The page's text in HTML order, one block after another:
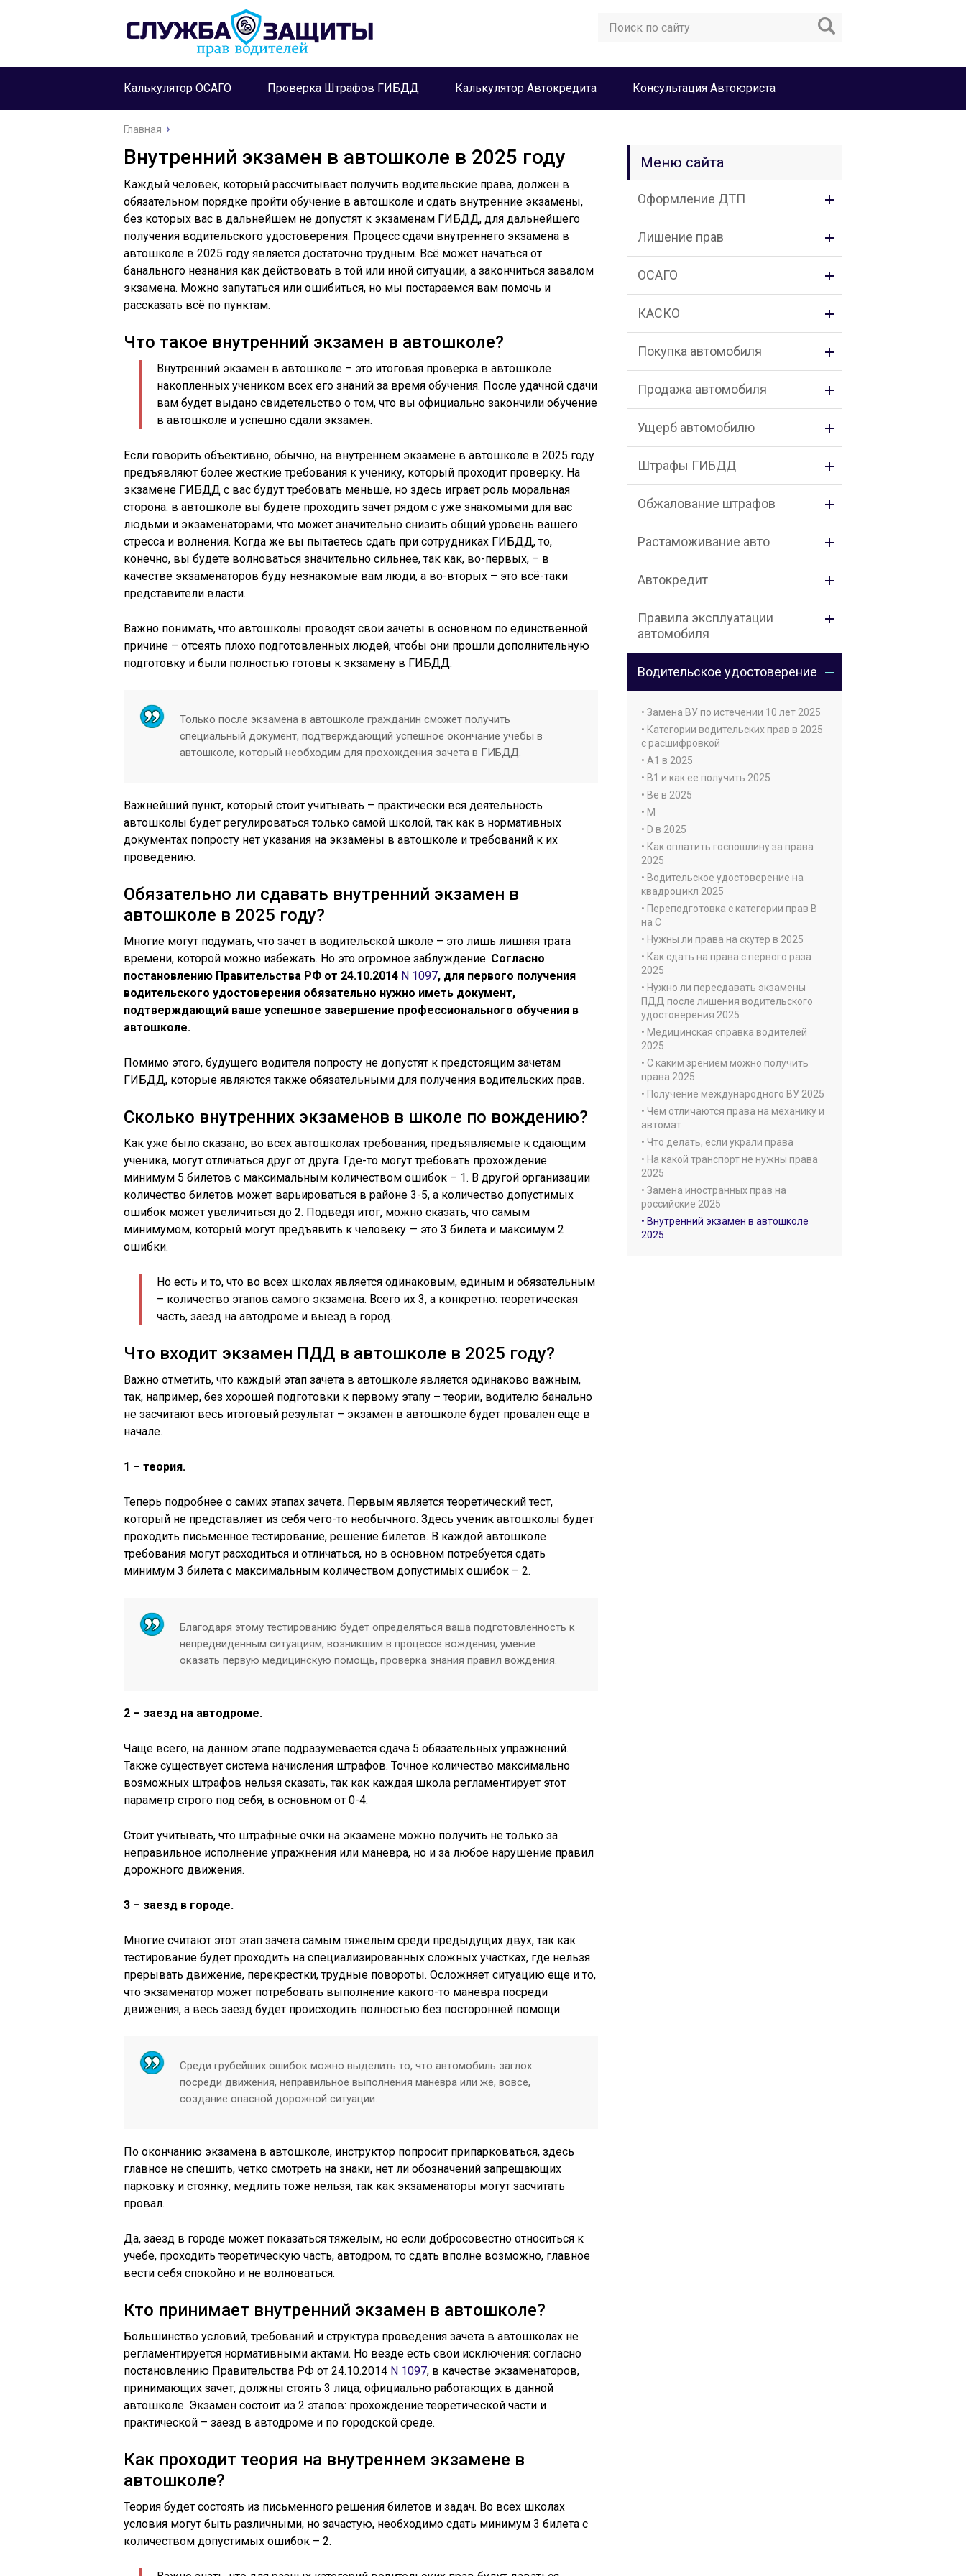
Калькулятор ОСАГО Проверка Штрафов ГИБДД Калькулятор Автокредита Консультация Автоюриста
Главная
Внутренний экзамен в автошколе в 2025 году
Каждый человек, который рассчитывает получить водительские права, должен в
обязательном порядке пройти обучение в автошколе и сдать внутренние экзамены,
без которых вас в дальнейшем не допустят к экзаменам ГИБДД, для дальнейшего
получения водительского удостоверения. Процесс сдачи внутреннего экзамена в
автошколе в 2025 году является достаточно трудным. Всё может начаться от
банального незнания как действовать в той или иной ситуации, а закончиться завалом
экзамена. Можно запутаться или ошибиться, но мы постараемся вам помочь и
рассказать всё по пунктам.
Что такое внутренний экзамен в автошколе?
Внутренний экзамен в автошколе – это итоговая проверка в автошколе
накопленных учеником всех его знаний за время обучения. После удачной сдачи
вам будет выдано свидетельство о том, что вы официально закончили обучение
в автошколе и успешно сдали экзамен.
Если говорить объективно, обычно, на внутреннем экзамене в автошколе в 2025 году
предъявляют более жесткие требования к ученику, который проходит проверку. На
экзамене ГИБДД с вас будут требовать меньше, но здесь играет роль моральная
сторона: в автошколе вы будете проходить зачет рядом с уже знакомыми для вас
людьми и экзаменаторами, что может значительно снизить общий уровень вашего
стресса и волнения. Когда же вы пытаетесь сдать при сотрудниках ГИБДД, то,
конечно, вы будете волноваться значительно сильнее, так как, во-первых, – в
качестве экзаменаторов буду незнакомые вам люди, а во-вторых – это всё-таки
представители власти.
Важно понимать, что автошколы проводят свои зачеты в основном по единственной
причине – отсеять плохо подготовленных людей, чтобы они прошли дополнительную
подготовку и были полностью готовы к экзамену в ГИБДД.
Только после экзамена в автошколе гражданин сможет получить
специальный документ, подтверждающий успешное окончание учебы в
автошколе, который необходим для прохождения зачета в ГИБДД.
Важнейший пункт, который стоит учитывать – практически вся деятельность
автошколы будет регулироваться только самой школой, так как в нормативных
документах попросту нет указания на экзамены в автошколе и требований к их
проведению.
Обязательно ли сдавать внутренний экзамен в
автошколе в 2025 году?
Многие могут подумать, что зачет в водительской школе – это лишь лишняя трата
времени, которой можно избежать. Но это огромное заблуждение. Согласно
постановлению Правительства РФ от 24.10.2014 N 1097, для первого получения
водительского удостоверения обязательно нужно иметь документ,
подтверждающий ваше успешное завершение профессионального обучения в
автошколе.
Помимо этого, будущего водителя попросту не допустят к предстоящим зачетам
ГИБДД, которые являются также обязательными для получения водительских прав.
Сколько внутренних экзаменов в школе по вождению?
Как уже было сказано, во всех автошколах требования, предъявляемые к сдающим
ученика, могут отличаться друг от друга. Где-то могут требовать прохождение
минимум 5 билетов с максимальным количеством ошибок – 1. В другой организации
количество билетов может варьироваться в районе 3-5, а количество допустимых
ошибок может увеличиться до 2. Подведя итог, можно сказать, что самым
минимумом, который могут предъявить к человеку — это 3 билета и максимум 2
ошибки.
Но есть и то, что во всех школах является одинаковым, единым и обязательным
– количество этапов самого экзамена. Всего их 3, а конкретно: теоретическая
часть, заезд на автодроме и выезд в город.
Что входит экзамен ПДД в автошколе в 2025 году?
Важно отметить, что каждый этап зачета в автошколе является одинаково важным,
так, например, без хорошей подготовки к первому этапу – теории, водителю банально
не засчитают весь итоговый результат – экзамен в автошколе будет провален еще в
начале.
1 – теория.
Теперь подробнее о самих этапах зачета. Первым является теоретический тест,
который не представляет из себя чего-то необычного. Здесь ученик автошколы будет
проходить письменное тестирование, решение билетов. В каждой автошколе
требования могут расходиться и отличаться, но в основном потребуется сдать
минимум 3 билета с максимальным количеством допустимых ошибок – 2.
Благодаря этому тестированию будет определяться ваша подготовленность к
непредвиденным ситуациям, возникшим в процессе вождения, умение
оказать первую медицинскую помощь, проверка знания правил вождения.
2 – заезд на автодроме.
Чаще всего, на данном этапе подразумевается сдача 5 обязательных упражнений.
Также существует система начисления штрафов. Точное количество максимально
возможных штрафов нельзя сказать, так как каждая школа регламентирует этот
параметр строго под себя, в основном от 0-4.
Стоит учитывать, что штрафные очки на экзамене можно получить не только за
неправильное исполнение упражнения или маневра, но и за любое нарушение правил
дорожного движения.
3 – заезд в городе.
Многие считают этот этап зачета самым тяжелым среди предыдущих двух, так как
тестирование будет проходить на специализированных сложных участках, где нельзя
прерывать движение, перекрестки, трудные повороты. Осложняет ситуацию еще и то,
что экзаменатор может потребовать выполнение какого-то маневра посреди
движения, а весь заезд будет происходить полностью без посторонней помощи.
Среди грубейших ошибок можно выделить то, что автомобиль заглох
посреди движения, неправильное выполнения маневра или же, вовсе,
создание опасной дорожной ситуации.
По окончанию экзамена в автошколе, инструктор попросит припарковаться, здесь
главное не спешить, четко смотреть на знаки, нет ли обозначений запрещающих
парковку и стоянку, медлить тоже нельзя, так как экзаменаторы могут засчитать
провал.
Да, заезд в городе может показаться тяжелым, но если добросовестно относиться к
учебе, проходить теоретическую часть, автодром, то сдать вполне возможно, главное
вести себя спокойно и не волноваться.
Кто принимает внутренний экзамен в автошколе?
Большинство условий, требований и структура проведения зачета в автошколах не
регламентируется нормативными актами. Но везде есть свои исключения: согласно
постановлению Правительства РФ от 24.10.2014 N 1097, в качестве экзаменаторов,
принимающих зачет, должны стоять 3 лица, официально работающих в данной
автошколе. Экзамен состоит из 2 этапов: прохождение теоретической части и
практической – заезд в автодроме и по городской среде.
Как проходит теория на внутреннем экзамене в
автошколе?
Теория будет состоять из письменного решения билетов и задач. Во всех школах
условия могут быть различными, но зачастую, необходимо сдать минимум 3 билета с
количеством допустимых ошибок – 2.
Меню сайта
Оформление ДТП
Лишение прав
ОСАГО
КАСКО
Покупка автомобиля
Продажа автомобиля
Ущерб автомобилю
Штрафы ГИБДД
Обжалование штрафов
Растаможивание авто
Автокредит
Правила эксплуатации
автомобиля
Водительское удостоверение
• Замена ВУ по истечении 10 лет 2025
• Категории водительских прав в 2025
с расшифровкой
• А1 в 2025
• В1 и как ее получить 2025
• Ве в 2025
• М
• D в 2025
• Как оплатить госпошлину за права
2025
• Водительское удостоверение на
квадроцикл 2025
• Переподготовка с категории прав В
на С
• Нужны ли права на скутер в 2025
• Как сдать на права с первого раза
2025
• Нужно ли пересдавать экзамены
ПДД после лишения водительского
удостоверения 2025
• Медицинская справка водителей
2025
• С каким зрением можно получить
права 2025
• Получение международного ВУ 2025
• Чем отличаются права на механику и
автомат
• Что делать, если украли права
• На какой транспорт не нужны права
2025
• Замена иностранных прав на
российские 2025
• Внутренний экзамен в автошколе
2025